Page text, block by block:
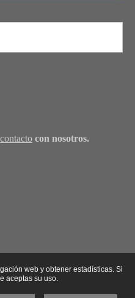
contacto con nosotros.
web y obtener estadísticas. Si
aceptas su uso.